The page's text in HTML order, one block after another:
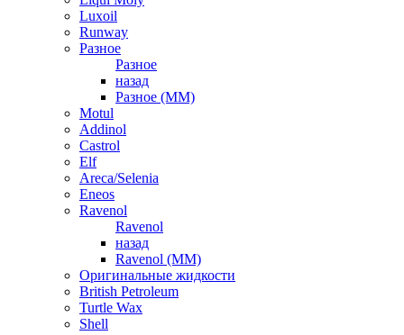
Luxoil
Runway
Разное
Разное
назад
Разное (ММ)
Motul
Addinol
Castrol
Elf
Areca/Selenia
Eneos
Ravenol
Ravenol
назад
Ravenol (ММ)
Оригинальные жидкости
British Petroleum
Turtle Wax
Shell